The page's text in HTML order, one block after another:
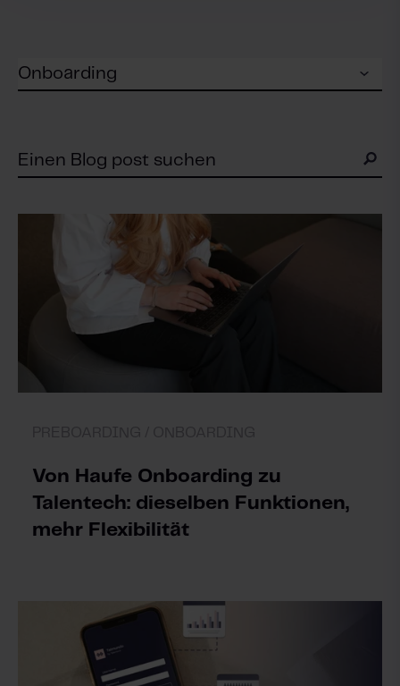
Von Haufe Onboarding zu
Talentech: dieselben Funktionen,
mehr Flexibilität